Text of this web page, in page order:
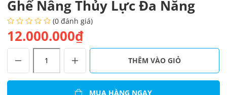
Ghế Nâng Thủy Lực Đa Năng
(0 đánh giá)
12.000.000₫
Nâng
Thủy
THÊM VÀO GIỎ
MUA HÀNG NGAY